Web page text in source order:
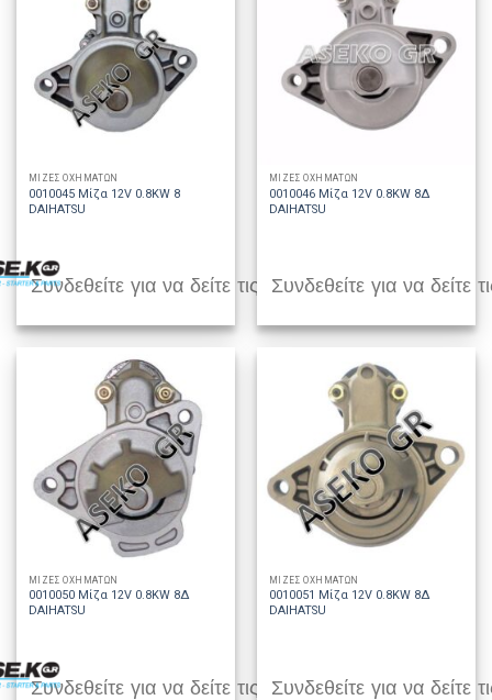
ΜΙΖΕΣ ΟΧΗΜΑΤΩΝ
0010045 Μίζα 12V 0.8KW 8
DAIHATSU
Συνδεθείτε για να δείτε τις τιμές
ΜΙΖΕΣ ΟΧΗΜΑΤΩΝ
0010046 Μίζα 12V 0.8KW 8Δ
DAIHATSU
Συνδεθείτε για να δείτε
ΜΙΖΕΣ ΟΧΗΜΑΤΩΝ
0010050 Μίζα 12V 0.8KW 8Δ
DAIHATSU
Συνδεθείτε για να δείτε τις τιμές
ΜΙΖΕΣ ΟΧΗΜΑΤΩΝ
0010051 Μίζα 12V 0.8KW 8Δ
DAIHATSU
Συνδεθείτε για να δείτε